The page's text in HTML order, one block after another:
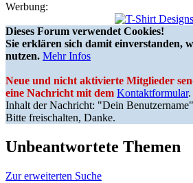
Werbung:
Dieses Forum verwendet Cookies!
Sie erklären sich damit einverstanden,
nutzen. Mehr Infos
Neue und nicht aktivierte Mitglieder
eine Nachricht mit dem Kontaktformular.
Inhalt der Nachricht: "Dein
Bitte freischalten, Danke.
Unbeantwortete Themen
Zur erweiterten Suche